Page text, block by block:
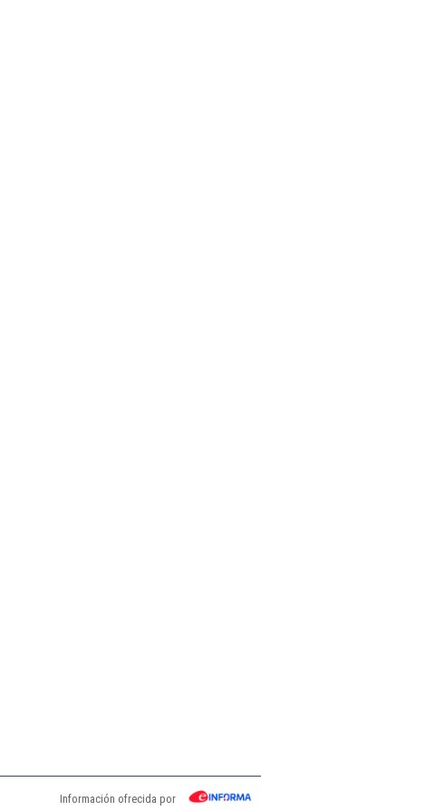
Información ofrecida por